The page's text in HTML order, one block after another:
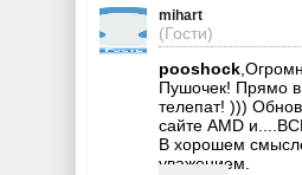
mihart
(Гости)
pooshock
Пушочек! Прямо
телепат! )))
сайте AMD
В хорошем
уважением.